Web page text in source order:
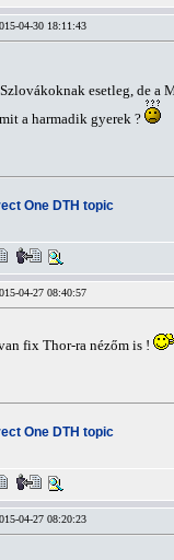
04-30 18:11:43
esetleg, de a
a harmadik gyerek ?
One DTH topic
04-27 08:40:57
fix Thor-ra nézőm is !
One DTH topic
04-27 08:20:23